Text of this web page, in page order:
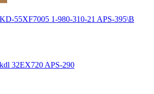
55XF7005 1-980-310-21 APS-395\B
32EX720 APS-290